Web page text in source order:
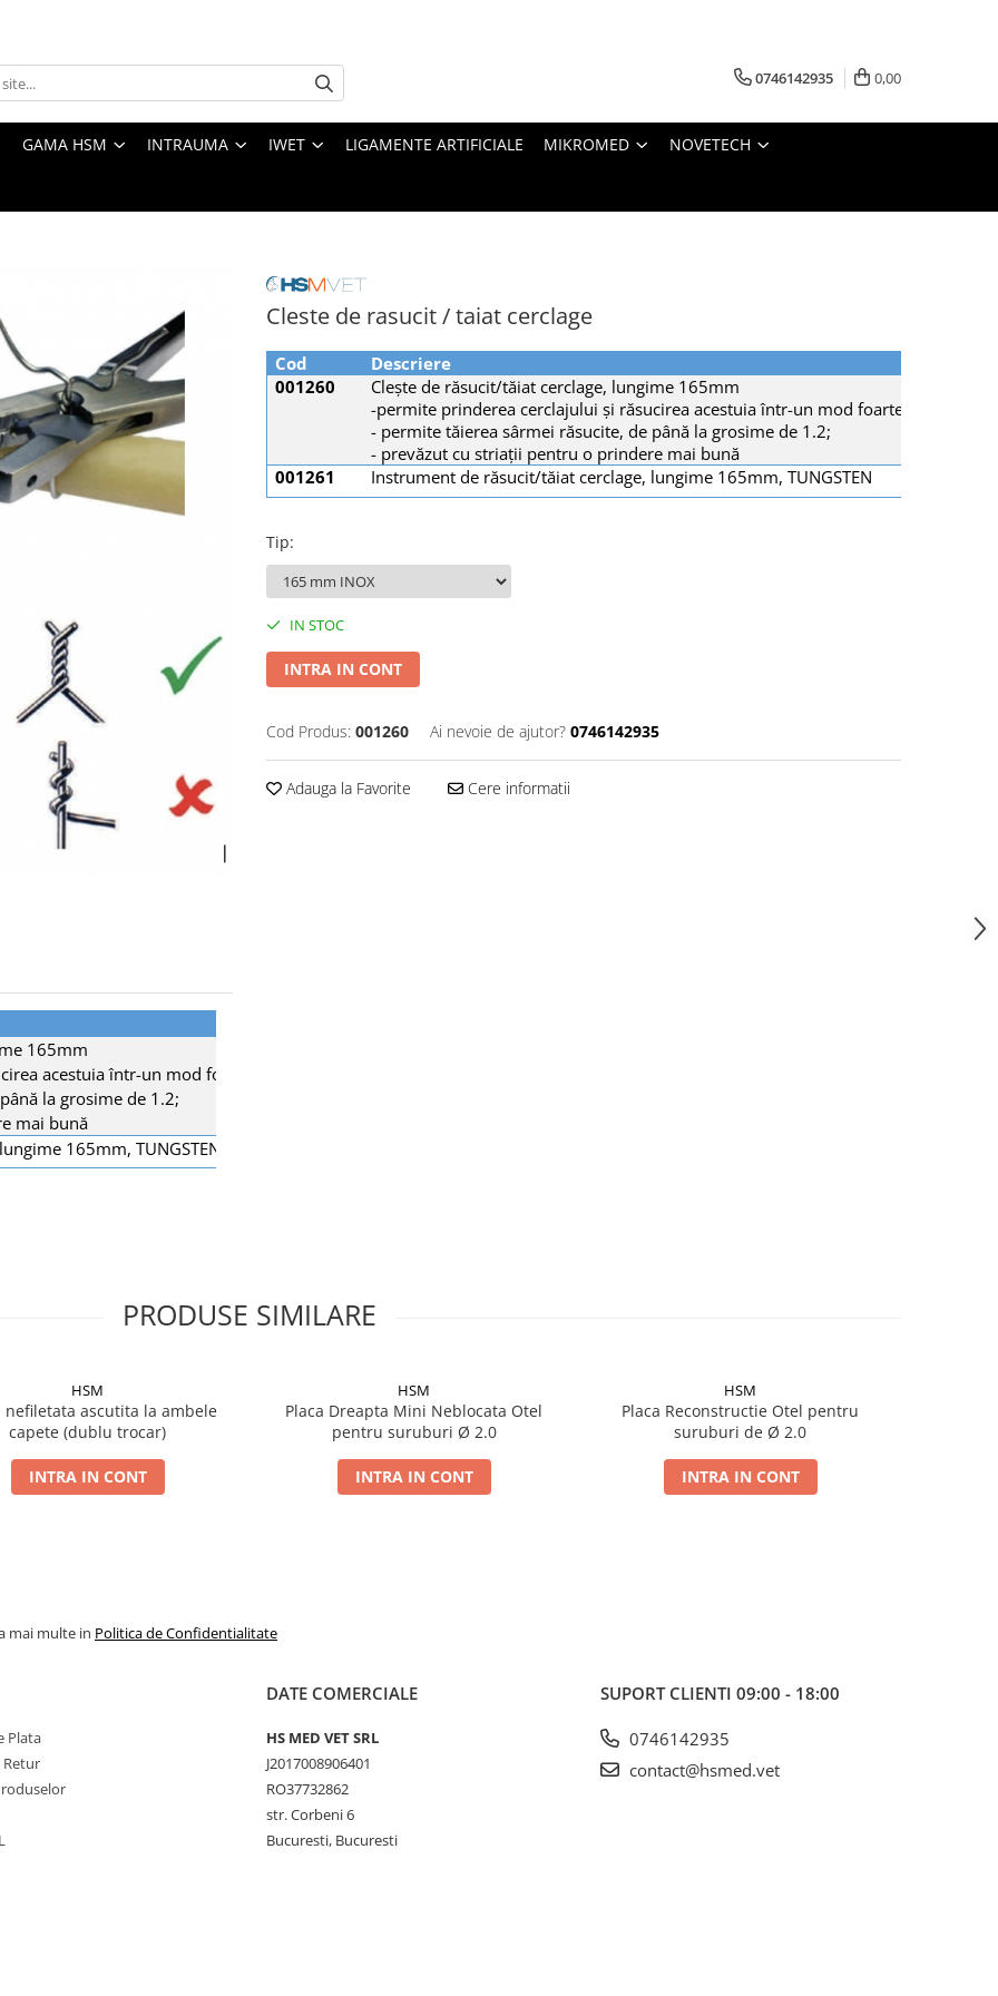
0746142935 0,00
GAMA HSM INTRAUMA IWET LIGAMENTE ARTIFICIALE MIKROMED NOVETECH
Cleste de rasucit / taiat cerclage
Cod
Descriere
001260
Clește de răsucit/tăiat cerclage, lungime 165mm
-permite prinderea cerclajului și răsucirea acestuia într-un mod foarte simplu;
- permite tăierea sârmei răsucite, de până la grosime de 1.2;
- prevăzut cu striații pentru o prindere mai bună
001261
Instrument de răsucit/tăiat cerclage, lungime 165mm, TUNGSTEN
Tip:
IN STOC
INTRA IN CONT
Cod Produs: 001260 Ai nevoie de ajutor? 0746142935
Adauga la Favorite Cere informatii
165mm
acestuia într-un mod foarte simplu;
la grosime de 1.2;
mai bună
165mm, TUNGSTEN
PRODUSE SIMILARE
HSM
nefiletata ascutita la ambele
capete (dublu trocar)
INTRA IN CONT
HSM
Placa Dreapta Mini Neblocata Otel
pentru suruburi Ø 2.0
INTRA IN CONT
HSM
Placa Reconstructie Otel pentru
suruburi de Ø 2.0
INTRA IN CONT
mai multe in Politica de Confidentialitate
Plata
Retur
DATE COMERCIALE
HS MED VET SRL
J2017008906401
RO37732862
str. Corbeni 6
Bucuresti, Bucuresti
SUPORT CLIENTI 09:00 - 18:00
0746142935
contact@hsmed.vet